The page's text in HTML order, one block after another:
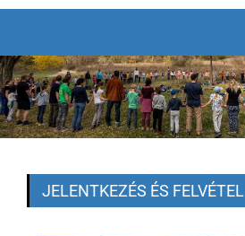
JELENTKEZÉS ÉS FELVÉTEL